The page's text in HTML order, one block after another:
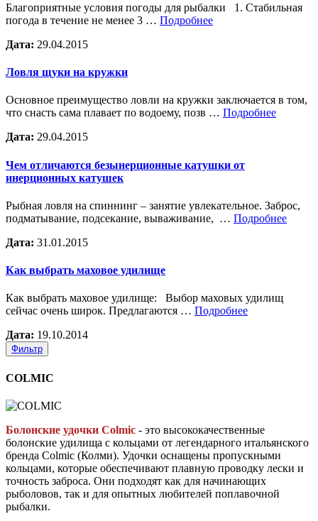
Благоприятные условия погоды для рыбалки 1. Стабильная
погода в течение не менее 3 … Подробнее
Дата: 29.04.2015
Ловля щуки на кружки
Основное преимущество ловли на кружки заключается в том,
что снасть сама плавает по водоему, позв … Подробнее
Дата: 29.04.2015
Чем отличаются безынерционные катушки от
инерционных катушек
Рыбная ловля на спиннинг – занятие увлекательное. Заброс,
подматывание, подсекание, вываживание, … Подробнее
Дата: 31.01.2015
Как выбрать маховое удилище
Как выбрать маховое удилище: Выбор маховых удилищ
сейчас очень широк. Предлагаются … Подробнее
Дата: 19.10.2014
Фильтр
COLMIC
Болонские удочки Colmic - это высококачественные
болонские удилища с кольцами от легендарного итальянского
бренда Colmic (Колми). Удочки оснащены пропускными
кольцами, которые обеспечивают плавную проводку лески и
точность заброса. Они подходят как для начинающих
рыболовов, так и для опытных любителей поплавочной
рыбалки.